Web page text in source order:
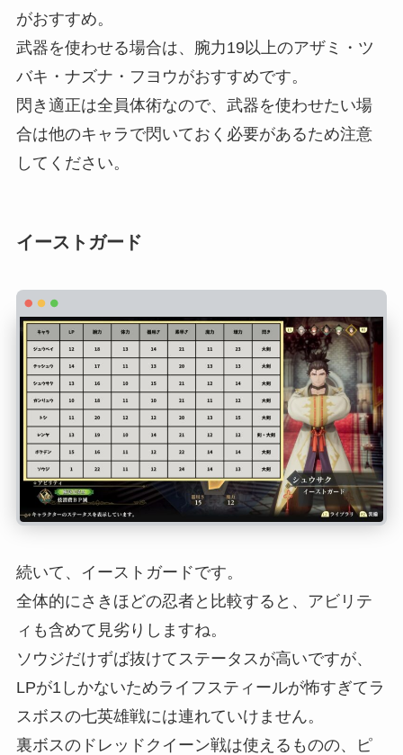
がおすすめ。
武器を使わせる場合は、腕力19以上のアザミ・ツ
バキ・ナズナ・フヨウがおすすめです。
閃き適正は全員体術なので、武器を使わせたい場
合は他のキャラで閃いておく必要があるため注意
してください。
イーストガード
続いて、イーストガードです。
全体的にさきほどの忍者と比較すると、アビリテ
ィも含めて見劣りしますね。
ソウジだけずば抜けてステータスが高いですが、
LPが1しかないためライフスティールが怖すぎてラ
スボスの七英雄戦には連れていけません。
裏ボスのドレッドクイーン戦は使えるものの、ピ